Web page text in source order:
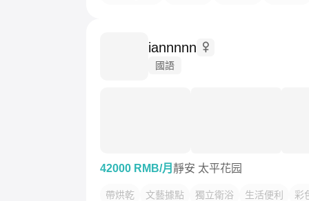
iannnnn
國語
42000 RMB/月 靜安 太平花园
帶烘乾 文藝據點 獨立衛浴 生活便利
彩